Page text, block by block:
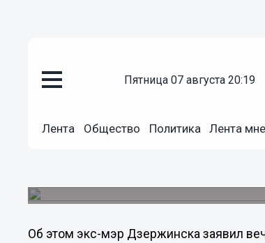
пятница 07 августа 20:19
Лента Общество Политика Лента
14.03.2013 22:30
Поборемся еще! -
возвращения к власти в
Об этом экс-мэр Дзержинска заявил